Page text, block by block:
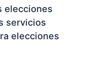
elecciones
servicios
elecciones